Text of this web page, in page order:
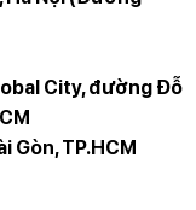
một lựa chọn
ý nghĩa dành
City, đường Đỗ
Gòn, TP.HCM